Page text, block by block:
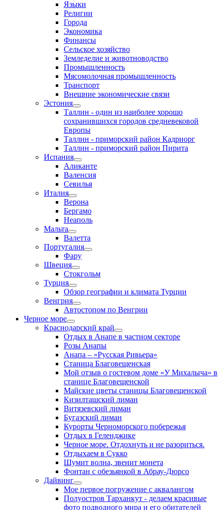
Языки
Религии
Города
Экономика
Финансы
Сельское хозяйство
Земледелие и животноводство
Промышленность
Мясомолочная промышленность
Транспорт
Внешние экономические связи
Эстония
Таллин - один из наиболее хорошо
сохранившихся городов средневековой
Европы
Таллин - приморский район Кадриорг
Таллин - приморский район Пирита
Испания
Аликанте
Валенсия
Севилья
Италия
Верона
Бергамо
Неаполь
Мальта
Валетта
Португалия
Фару
Швеция
Стокгольм
Турция
Обзор географии и климата Турции
Венгрия
Автостопом по Венгрии
Черное море
Краснодарский край
Отдых в Анапе в частном секторе
Розы Анапы
Анапа – «Русская Ривьера»
Станица Благовещенская
Мой отзыв о гостевом доме «У Михалыча» в
станице Благовещенской
Майские цветы станицы Благовещенской
Кизилташский лиман
Витязевский лиман
Бугазский лиман
Курорты Черноморского побережья
Отдых в Геленджике
Черное море. Отдохнуть и не разориться.
Отдыхаем в Сукко
Шумит волна, звенит монета
Фонтан с обезьянкой в Абрау-Дюрсо
Дайвинг
Мое первое погружение с аквалангом
Полуостров Тарханкут - делаем красивые
фото подводного мира и его обитателей